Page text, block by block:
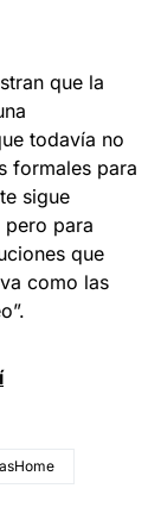
que la
todavía no
formales para
sigue
para
que
como las